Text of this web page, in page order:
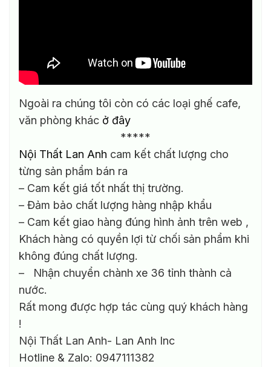
Ngoài ra chúng tôi còn có các loại ghế cafe,
văn phòng khác ở đây
*****
Nội Thất Lan Anh cam kết chất lượng cho
từng sản phẩm bán ra
– Cam kết giá tốt nhất thị trường.
– Đảm bảo chất lượng hàng nhập khẩu
– Cam kết giao hàng đúng hình ảnh trên web ,
Khách hàng có quyền lợi từ chối sản phẩm khi
không đúng chất lượng.
– Nhận chuyển chành xe 36 tỉnh thành cả
nước.
Rất mong được hợp tác cùng quý khách hàng
!
Nội Thất Lan Anh- Lan Anh Inc
Hotline & Zalo: 0947111382